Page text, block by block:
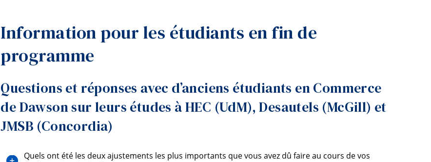
Information pour les étudiants en fin de
programme
Questions et réponses avec d’anciens étudiants en Commerce
de Dawson sur leurs études à HEC (UdM), Desautels (McGill) et
JMSB (Concordia)
Quels ont été les deux ajustements les plus importants que vous avez dû faire au cours de vos
Menu principal
Admissions
La vie à Dawson